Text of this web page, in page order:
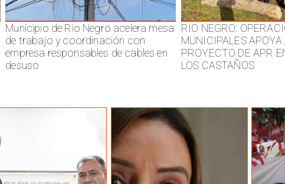
Municipio de Rio Negro acelera mesa
de trabajo y coordinación con
empresa responsables de cables en
desuso
RIO NEGRO:
MUNICIPALES APOYA
PROYECTO DE APR
LOS CASTAÑOS